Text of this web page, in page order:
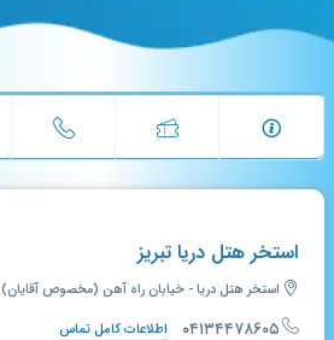
استخر هتل دریا تبریز
استخر هتل دریا - خیابان راه آهن (مخصوص آقایان)
۰۴۱۳۴۴۷۸۶۰۵ اطلاعات کامل تماس